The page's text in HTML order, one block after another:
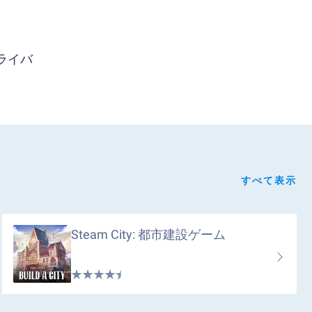
イバ
すべて表示
Steam City: 都市建設ゲーム